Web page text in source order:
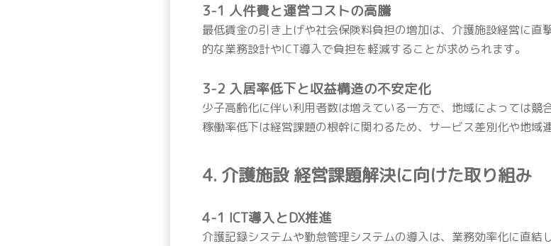
3-1 人件費と運営コストの高騰
最低賃金の引き上げや社会保険料負担の増加は、介護施設経営に
的な業務設計やICT導入で負担を軽減することが求められます。
3-2 入居率低下と収益構造の不安定化
少子高齢化に伴い利用者数は増えている一方で、地域によっては競
稼働率低下は経営課題の根幹に関わるため、サービス差別化や地域
4. 介護施設 経営課題解決に向けた取り組み
4-1 ICT導入とDX推進
介護記録システムや勤怠管理システムの導入は、業務効率化に直